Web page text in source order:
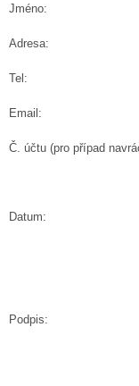
Jméno:
Adresa:
Tel:
Email:
Č. účtu (pro případ
Datum:
Podpis: